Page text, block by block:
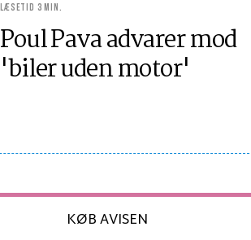
LÆSETID 3 MIN.
Poul Pava advarer mod
'biler uden motor'
KØB AVISEN